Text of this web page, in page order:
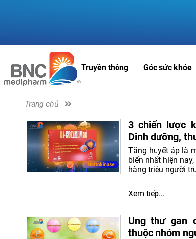
Truyền thông Góc sức khỏe
Trang chủ
3 chiến lược
Dinh dưỡng,
Tăng huyết áp là
biến nhất hiện
hàng triệu người
Xem tiếp...
Ung thư gan
thuộc nhóm